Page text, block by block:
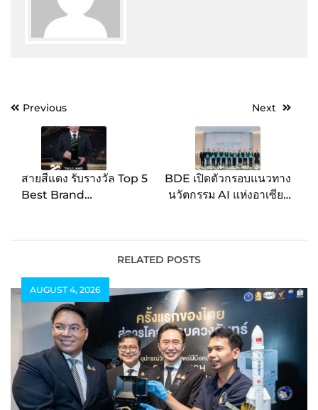
PostPrevious
สายสีแดง รับรางวัล Top 5
Best Brand
Transit จากเวที Thailand
Social Awards 2 ปีซ้อน
Next
BDE เปิดตัวกรอบแนวทาง
นวัตกรรม AI แห่งอาเซียน
เปลี่ยนผ่านสู่ยุค AI มุ่งเป้า
ใช้เทคโนโลยีอย่างรับผิด
8 พันธมิตร ลงนาม MOU
ขับเคลื่อนองค์กรไทยสู่ยุค
RELATED POSTS
AUGUST 4, 2026